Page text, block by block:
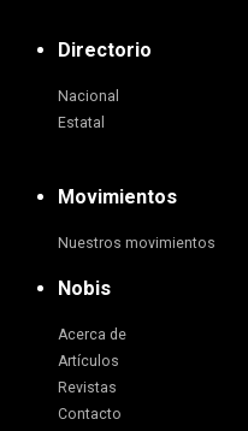
Directorio
Nacional
Estatal
Movimientos
Nuestros movimientos
Nobis
Acerca de
Artículos
Revistas
Contacto